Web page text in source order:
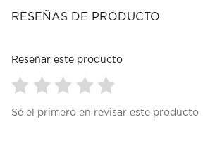
RESEÑAS DE PRODUCTO
Reseñar este producto
paraparaparaparapara
Sé el primero en revisar este producto